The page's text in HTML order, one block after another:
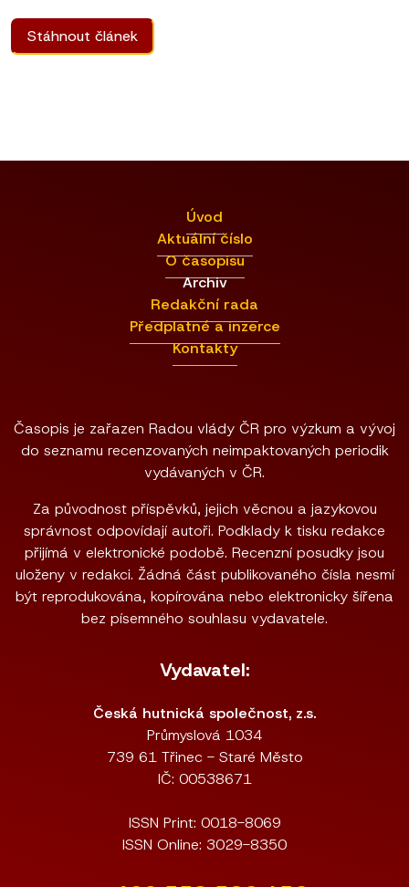
Stáhnout článek
Úvod
Aktuální číslo
O časopisu
Archiv
Redakční rada
Předplatné a inzerce
Kontakty
Časopis je zařazen Radou vlády ČR pro výzkum a vývoj
do seznamu recenzovaných neimpaktovaných periodik
vydávaných v ČR.
Za původnost příspěvků, jejich věcnou a jazykovou
správnost odpovídají autoři. Podklady k tisku redakce
přijímá v elektronické podobě. Recenzní posudky jsou
uloženy v redakci. Žádná část publikovaného čísla nesmí
být reprodukována, kopírována nebo elektronicky šířena
bez písemného souhlasu vydavatele.
Vydavatel:
Česká hutnická společnost, z.s.
Průmyslová 1034
739 61 Třinec - Staré Město
IČ: 00538671
ISSN Print: 0018-8069
ISSN Online: 3029-8350